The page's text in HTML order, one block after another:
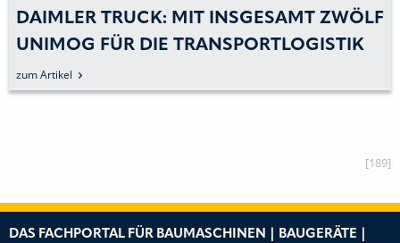
DAIMLER TRUCK: MIT INSGESAMT ZWÖLF
UNIMOG FÜR DIE TRANSPORTLOGISTIK
BEI MÄHLMANN GEMÜSEBAU
zum Artikel
[189]
DAS FACHPORTAL FÜR BAUMASCHINEN | BAUGERÄTE |